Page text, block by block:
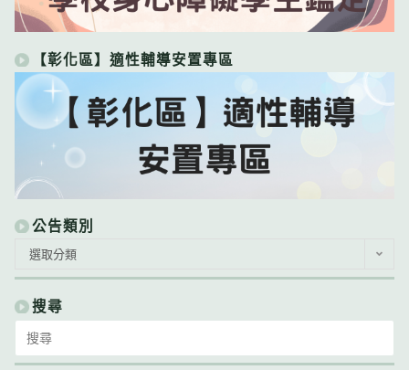
【彰化區】適性輔導安置專區
公告類別
類
別
選取分類
搜尋
for: